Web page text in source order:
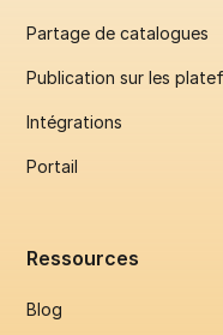
Partage de catalogues
Publication sur les
Intégrations
Portail
Ressources
Blog